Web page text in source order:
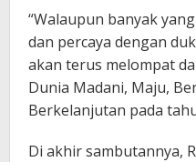
“Walaupun banyak
dan percaya dengan
akan terus melompat
Dunia Madani, Maju,
Berkelanjutan pada
Di akhir sambutannya,